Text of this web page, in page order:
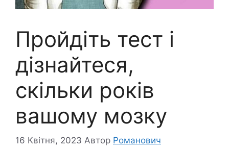
Пройдіть тест і
дізнайтеся,
скільки років
вашому мозку
16 Квітня, 2023 Автор Романович